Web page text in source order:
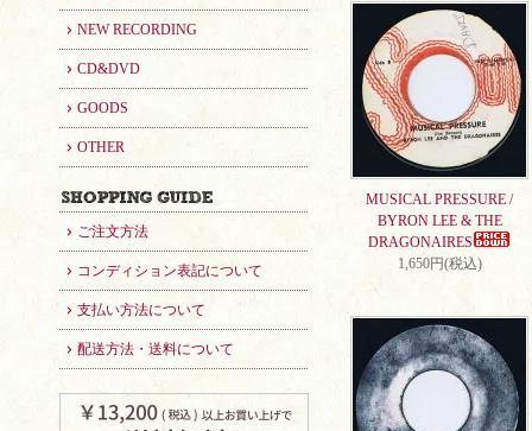
NEW RECORDING
CD&DVD
GOODS
OTHER
ご注文方法
コンディション表記について
支払い方法について
配送方法・送料について
MUSICAL PRESSURE /
BYRON LEE & THE
DRAGONAIRES
1,650円(税込)